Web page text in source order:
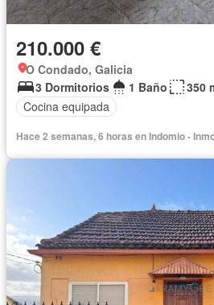
210.000 €
O Condado, Galicia
3 Dormitorios
1 Baño
350
Cocina equipada
Hace 2 semanas, 6 horas en Indomio -